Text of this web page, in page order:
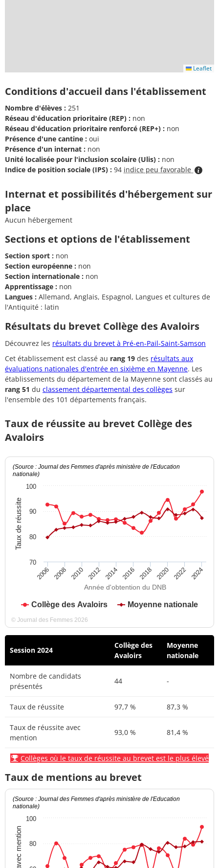
Leaflet
Conditions d'accueil dans l'établissement
Nombre d'élèves : 251
Réseau d'éducation prioritaire (REP) : non
Réseau d'éducation prioritaire renforcé (REP+) : non
Présence d'une cantine : oui
Présence d'un internat : non
Unité localisée pour l'inclusion scolaire (Ulis) : non
Indice de position sociale (IPS) : 94 indice peu favorable
Internat et possibilités d'hébergement sur
place
Aucun hébergement
Sections et options de l'établissement
Section sport : non
Section européenne : non
Section internationale : non
Apprentissage : non
Langues : Allemand, Anglais, Espagnol, Langues et cultures de
l'Antiquité : latin
Résultats du brevet Collège des Avaloirs
Découvrez les résultats du brevet à Pré-en-Pail-Saint-Samson
Cet établissement est classé au rang 19 des résultats aux
évaluations nationales d'entrée en sixième en Mayenne. Les
établissements du département de la Mayenne sont classés au
rang 51 du classement départemental des collèges sur
l'ensemble des 101 départements français.
Taux de réussite au brevet Collège des
Avaloirs
Année d'obtention du DNB
Taux de réussite
(Source : Journal des Femmes d'après ministère de l'Education
nationale)
Collège des Avaloirs Moyenne nationale
2006 2008 2010 2012 2014 2016 2018 2020 2022 2024
70
80
90
100
© Journal des Femmes 2026
Session 2024
Collège des
Avaloirs
Moyenne
nationale
Nombre de candidats
présentés
44 -
Taux de réussite 97,7 % 87,3 %
Taux de réussite avec
mention
93,0 % 81,4 %
Collèges où le taux de réussite au brevet est le plus élevé
Taux de mentions au brevet
(Source : Journal des Femmes d'après ministère de l'Education
nationale)
80
100